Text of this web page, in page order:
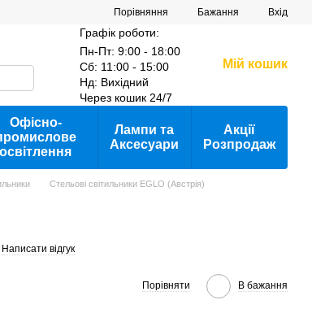
Порівняння Бажання Вхід
Графік роботи:
Пн-Пт: 9:00 - 18:00
Сб: 11:00 - 15:00
Нд: Вихідний
Через кошик 24/7
Мій кошик
Офісно-
освітлення
Лампи та
Аксесуари
Акції
Розпродаж
Стельові світильники EGLO (Австрія)
Написати відгук
Порівняти В бажання